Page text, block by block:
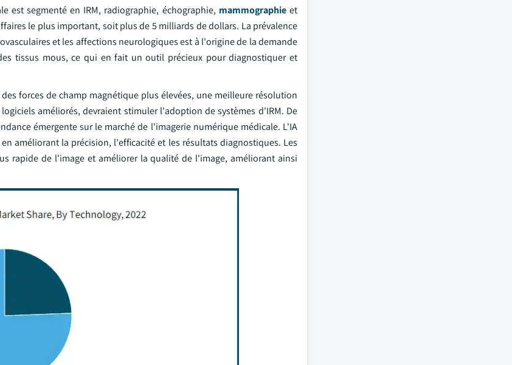
est segmenté en IRM, radiographie, échographie, mammographieet
le plus important, soit plus de 5 milliards de dollars. La prévalence
et les affections neurologiques est à l'origine de la demande
tissus mous, ce qui en fait un outil précieux pour diagnostiquer et
forces de champ magnétique plus élevées, une meilleure résolution
améliorés, devraient stimuler l'adoption de systèmes d'IRM. De
émergente sur le marché de l'imagerie numérique médicale. L'IA
améliorant la précision, l'efficacité et les résultats diagnostiques. Les
rapide de l'image et améliorer la qualité de l'image, améliorant ainsi